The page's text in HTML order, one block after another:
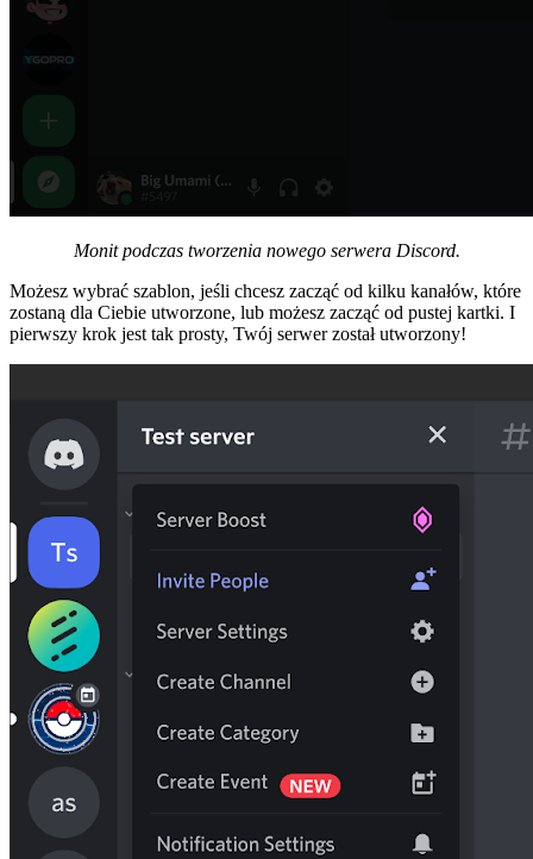
Monit podczas tworzenia nowego serwera Discord.
Możesz wybrać szablon, jeśli chcesz zacząć od kilku kanałów, które
zostaną dla Ciebie utworzone, lub możesz zacząć od pustej kartki. I
pierwszy krok jest tak prosty, Twój serwer został utworzony!